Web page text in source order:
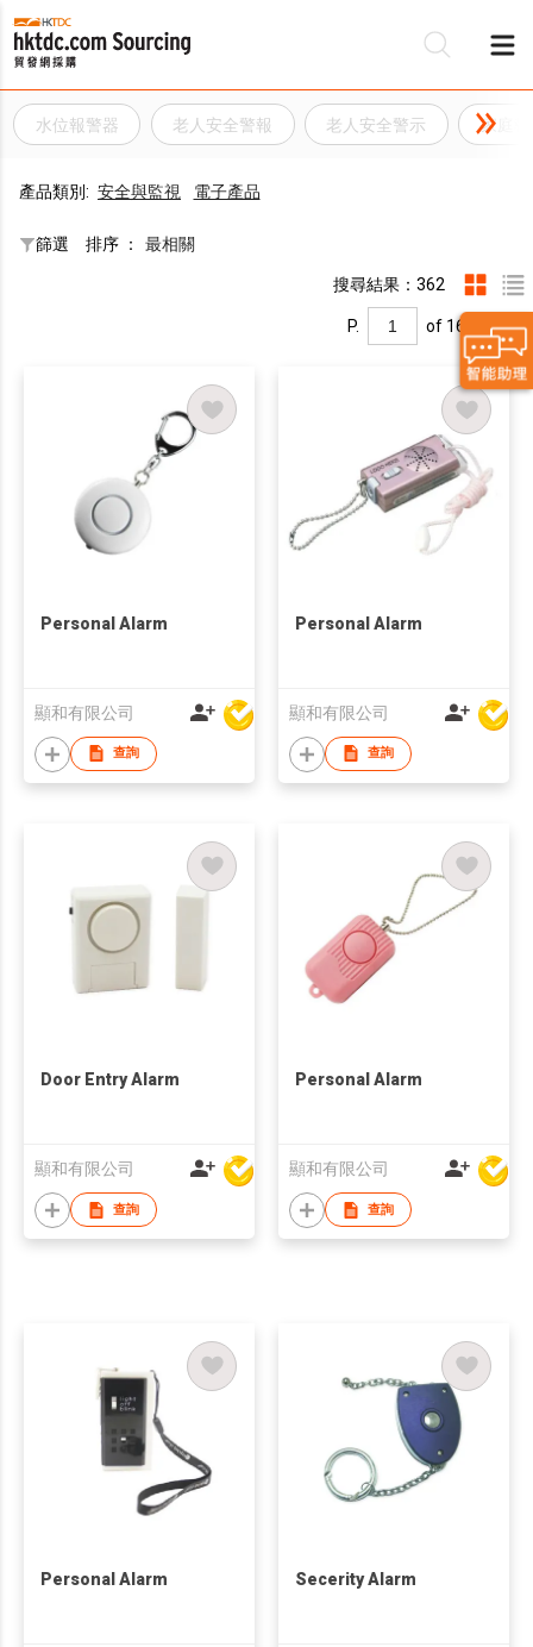
水位報警器 老人安全警報 老人安全警示 家庭
產品類別: 安全與監視 電子產品
篩選 排序 ： 最相關
搜尋結果：362
P. of 16
Personal Alarm
顯和有限公司
查詢
Personal Alarm
顯和有限公司
查詢
Door Entry Alarm
顯和有限公司
查詢
Personal Alarm
顯和有限公司
查詢
Personal Alarm Secerity Alarm